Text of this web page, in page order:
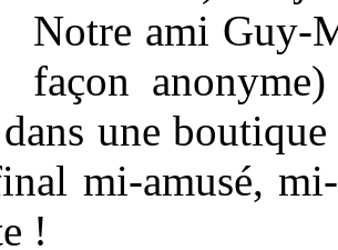
Notre ami Guy-
façon
une
mi-amusé,
!